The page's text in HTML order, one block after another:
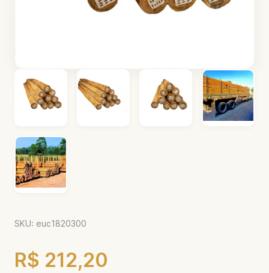
SKU: euc1820300
R$ 212,20